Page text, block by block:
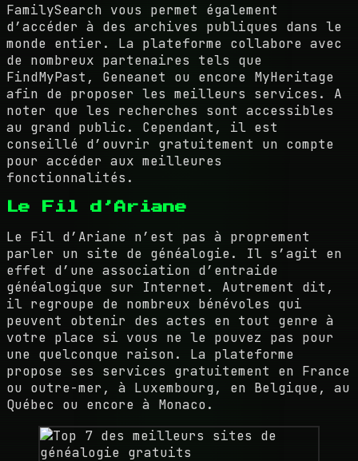
FamilySearch vous permet également
d’accéder à des archives publiques dans le
monde entier. La plateforme collabore avec
de nombreux partenaires tels que
FindMyPast, Geneanet ou encore MyHeritage
afin de proposer les meilleurs services. A
noter que les recherches sont accessibles
au grand public. Cependant, il est
conseillé d’ouvrir gratuitement un compte
pour accéder aux meilleures
fonctionnalités.
Le Fil d’Ariane
Le Fil d’Ariane n’est pas à proprement
parler un site de généalogie. Il s’agit en
effet d’une association d’entraide
généalogique sur Internet. Autrement dit,
il regroupe de nombreux bénévoles qui
peuvent obtenir des actes en tout genre à
votre place si vous ne le pouvez pas pour
une quelconque raison. La plateforme
propose ses services gratuitement en France
ou outre-mer, à Luxembourg, en Belgique, au
Québec ou encore à Monaco.